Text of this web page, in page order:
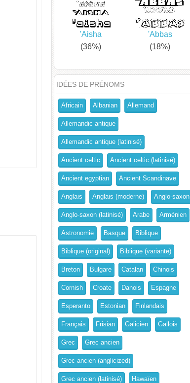
'Aisha
(36%)
'Abbas
(18%)
IDÉES DE PRÉNOMS
Africain Albanian Allemand
Allemandic antique
Allemandic antique (latinisé)
Ancient celtic Ancient celtic (latinisé)
Ancient egyptian Ancient Scandinave
Anglais Anglais (moderne) Anglo-saxon
Anglo-saxon (latinisé) Arabe Arménien
Astronomie Basque Biblique
Biblique (original) Biblique (variante)
Breton Bulgare Catalan Chinois
Cornish Croate Danois Espagne
Esperanto Estonian Finlandais
Français Frisian Galicien Gallois
Grec Grec ancien
Grec ancien (anglicized)
Grec ancien (latinisé) Hawaïen